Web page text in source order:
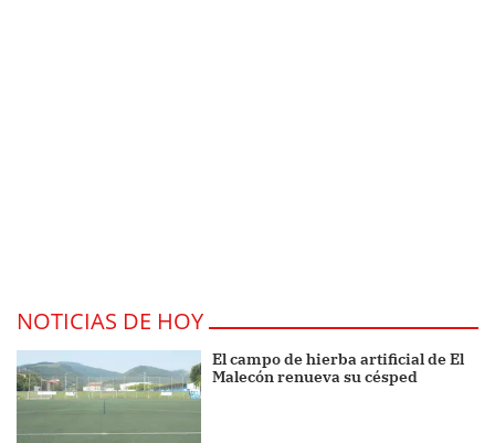
NOTICIAS DE HOY
El campo de hierba artificial de El
Malecón renueva su césped